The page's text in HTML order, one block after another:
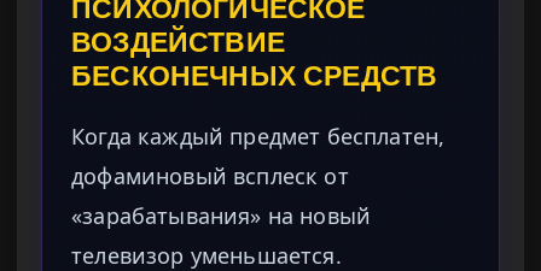
ПСИХОЛОГИЧЕСКОЕ
ВОЗДЕЙСТВИЕ
БЕСКОНЕЧНЫХ СРЕДСТВ
Когда каждый предмет бесплатен,
дофаминовый всплеск от
«зарабатывания» на новый
телевизор уменьшается.